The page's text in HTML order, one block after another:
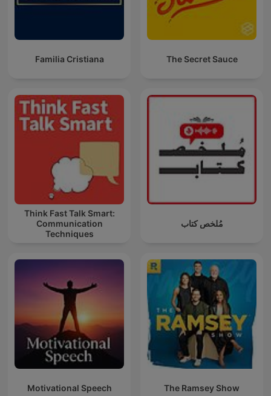
The Secret Sauce
Familia Cristiana
مُلخص كتاب
Think Fast Talk Smart:
Communication
Techniques
The Ramsey Show
Motivational Speech